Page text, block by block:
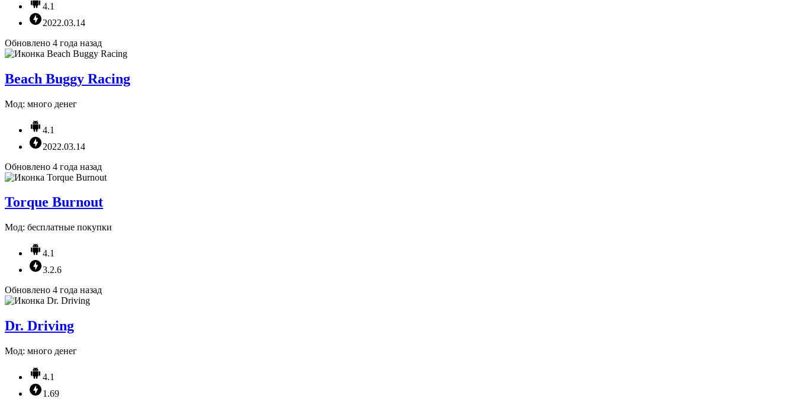
4.1
2022.03.14
Обновлено 4 года назад
Beach Buggy Racing
Мод: много денег
4.1
2022.03.14
Обновлено 4 года назад
Torque Burnout
Мод: бесплатные покупки
4.1
3.2.6
Обновлено 4 года назад
Dr. Driving
Мод: много денег
4.1
1.69